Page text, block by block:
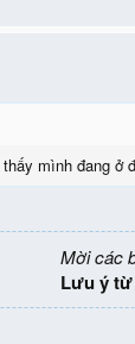
mình đang ở
Mời các
Lưu ý từ